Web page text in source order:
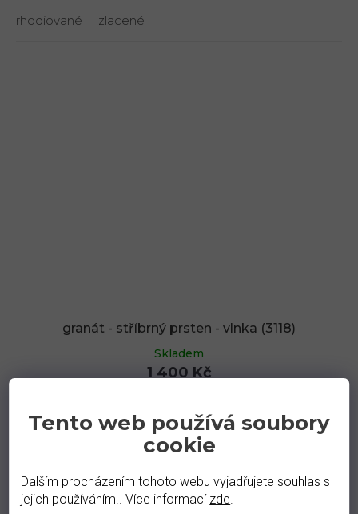
Tento web používá soubory
cookie
Dalším procházením tohoto webu vyjadřujete souhlas s
jejich používáním.. Více informací zde.
rhodiované zlacené
granát - stříbrný prsten - vlnka (3118)
Skladem
1 400 Kč